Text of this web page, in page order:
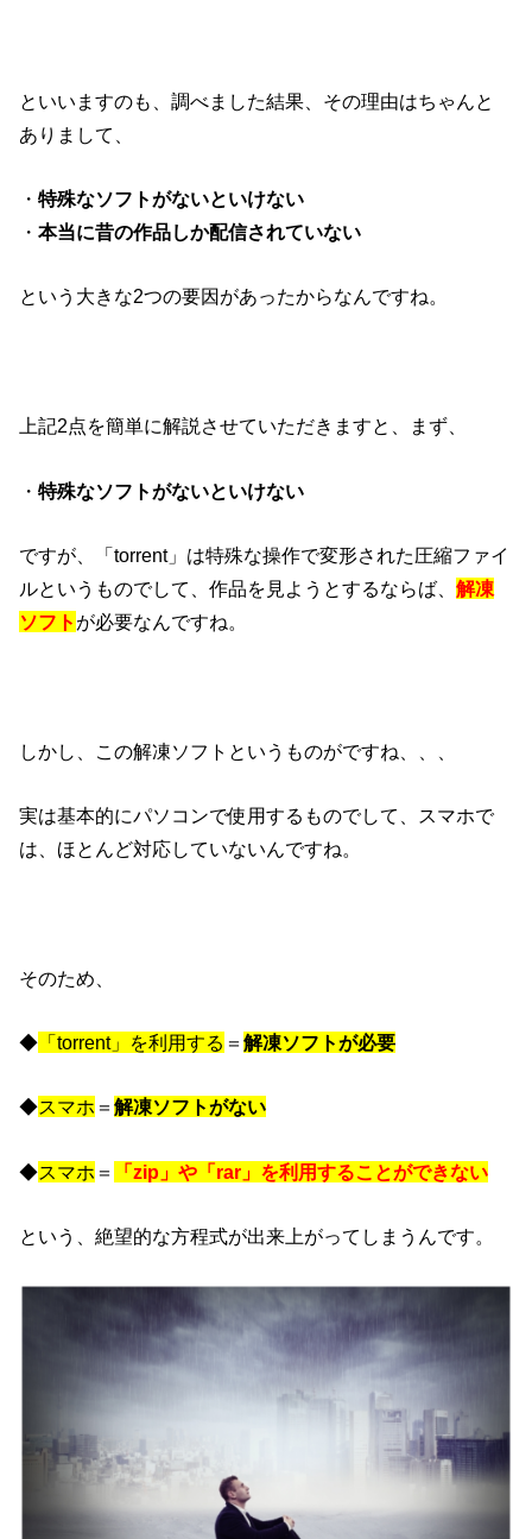
といいますのも、調べました結果、その理由はちゃんと
ありまして、
・特殊なソフトがないといけない
・本当に昔の作品しか配信されていない
という大きな2つの要因があったからなんですね。
上記2点を簡単に解説させていただきますと、まず、
・特殊なソフトがないといけない
ですが、「torrent」は特殊な操作で変形された圧縮ファイ
ルというものでして、作品を見ようとするならば、解凍
ソフト が必要なんですね。
しかし、この解凍ソフトというものがですね、、、
実は基本的にパソコンで使用するものでして、スマホで
は、ほとんど対応していないんですね。
そのため、
◆ 「torrent」を利用する ＝解凍ソフトが必要
◆スマホ ＝解凍ソフトがない
◆スマホ ＝ 「zip」や「rar」を利用することができない
という、絶望的な方程式が出来上がってしまうんです。